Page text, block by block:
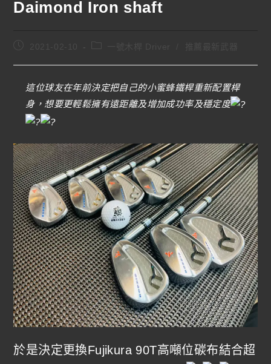
Daimond Iron shaft
2021-02-10
這位球友在年前決定把自己的小蜜蜂鐵桿重新配置桿
身，想要更輕鬆擁有遠距離及增加成功率及穩定度
於是決定更換Fujikura 90T高噸位碳布結合超